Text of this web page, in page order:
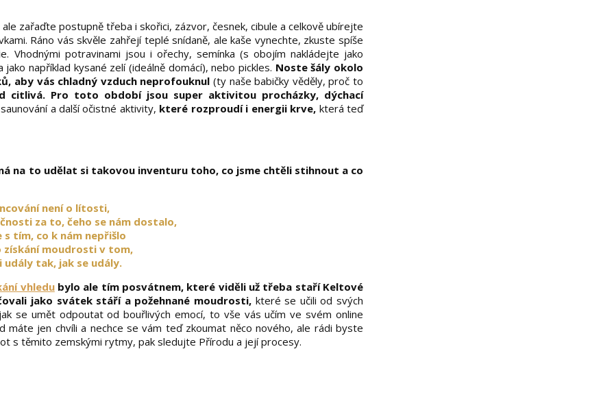
ale zařaďte postupně třeba i skořici, zázvor, česnek, cibule a celkově ubírejte
Ráno vás skvěle zahřejí teplé snídaně, ale kaše vynechte, zkuste spíše
Vhodnými potravinami jsou i ořechy, semínka (s obojím nakládejte jako
například kysané zelí (ideálně domácí), nebo pickles. Noste šály okolo
aby vás chladný vzduch neprofouknul (ty naše babičky věděly, proč to
citlivá. Pro toto období jsou super aktivitou procházky, dýchací
a další očistné aktivity, které rozproudí i energii krve, která teď
na to udělat si takovou inventuru toho, co jsme chtěli stihnout a co
není o lítosti,
za to, čeho se nám dostalo,
s tím, co k nám nepřišlo
získání moudrosti v tom,
udály tak, jak se udály.
vhledubylo ale tím posvátnem, které viděli už třeba staří Keltové
jako svátek stáří a požehnané moudrosti, které se učili od svých
se umět odpoutat od bouřlivých emocí, to vše vás učím ve svém online
máte jen chvíli a nechce se vám teď zkoumat něco nového, ale rádi byste
s těmito zemskými rytmy, pak sledujte Přírodu a její procesy.